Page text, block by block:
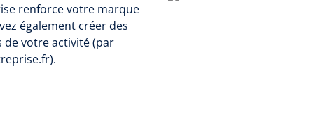
renforce votre marque
également créer des
votre activité (par